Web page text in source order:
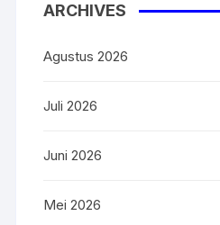
ARCHIVES
Agustus 2026
Juli 2026
Juni 2026
Mei 2026